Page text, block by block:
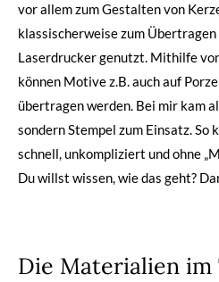
vor allem zum Gestalten von
klassischerweise zum
Laserdrucker genutzt. Mithilfe
können Motive z.B. auch auf
übertragen werden. Bei mir kam
sondern Stempel zum Einsatz. So
schnell, unkompliziert und ohne
Du willst wissen, wie das geht?
Die Materialien im